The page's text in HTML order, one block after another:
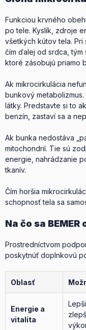
Funkciou krvného
po tele. Kyslík, zdroje
všetkých kútov tela.
čím ďalej od srdca, tým
ktoré zásobujú priamo
Ak mikrocirkulácia
bunkový
látky. Predstavte si to
benzín, zastaví sa a
Ak bunka nedostáva
mitochondrií. Tie sú
energie, nahrádzanie
tkanív.
Čím horšia
schopnosť tela sa
Na čo sa
Prostredníctvom
poskytnúť doplnkovú
Oblasť
Energie a
vitalita